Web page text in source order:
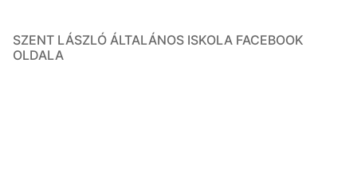
SZENT LÁSZLÓ ÁLTALÁNOS ISKOLA FACEBOOK
OLDALA